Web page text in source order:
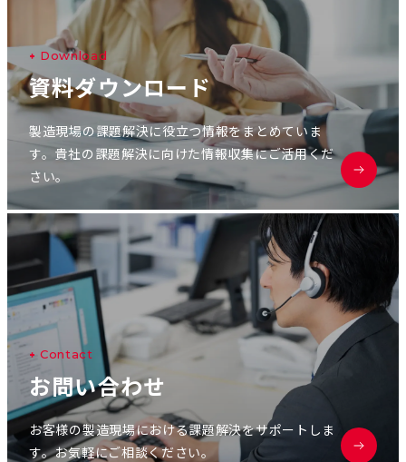
Download
資料ダウンロー ド
製造現場の課題解決に役立つ情報をまとめていま
す。貴社の課題解決に向けた情報収集にご活用くだ
さい。
Contact
お問い合わせ
お客様の製造現場における課題解決をサポートしま
す。お気軽にご相談ください。